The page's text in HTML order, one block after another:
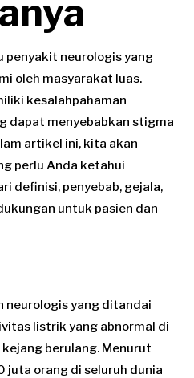
penyakit neurologis yang
oleh masyarakat luas.
kesalahpahaman
dapat menyebabkan stigma
artikel ini, kita akan
perlu Anda ketahui
definisi, penyebab, gejala,
untuk pasien dan
neurologis yang ditandai
listrik yang abnormal di
berulang. Menurut
juta orang di seluruh dunia